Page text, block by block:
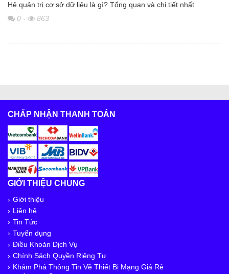
Hệ quản trị cơ sở dữ liệu là gì? Tổng quan và chi tiết nhất
0 - 863
CHẤP NHẬN THANH TOÁN
GIỚI THIỆU CHUNG
Giới thiệu
Liên hệ
Tin Tức
Tuyển dụng
Điều Khoản Dịch Vụ
Chính Sách Quyền Riêng Tư
Khám Phá Thông Tin Về Thiết Bị Mạng Giá Rẻ